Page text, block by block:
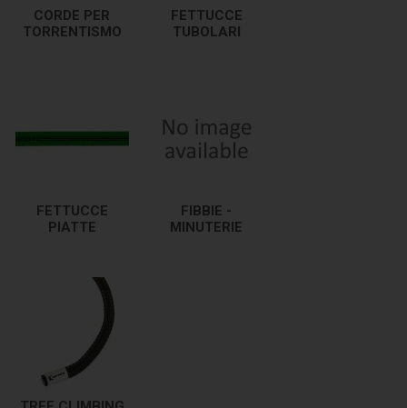
CORDE PER
TORRENTISMO
FETTUCCE
TUBOLARI
FETTUCCE
PIATTE
FIBBIE -
MINUTERIE